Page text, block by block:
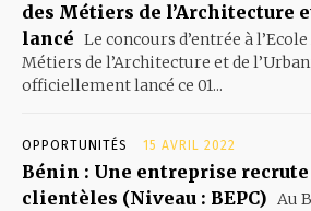
des Métiers de l’Architecture
lancé Le concours d’entrée à
Métiers de l’Architecture et de
officiellement lancé ce 01...
OPPORTUNITÉS 15 AVRIL 2022
Bénin : Une entreprise
clientèles (Niveau : BEPC) Au